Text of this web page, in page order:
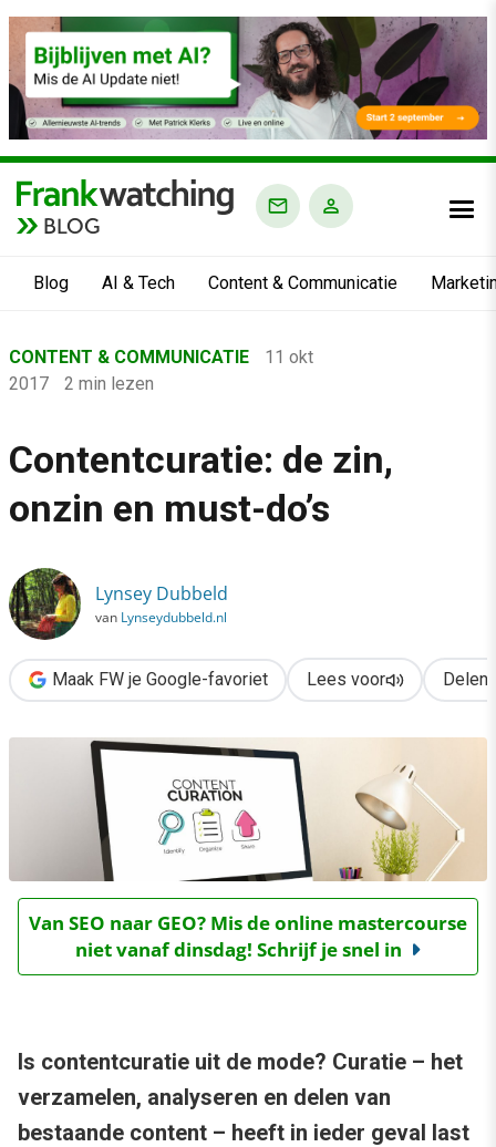
BLOG
Blog AI & Tech Content & Communicatie
›
Content & Communicatie
›
CONTENT & COMMUNICATIE
11 okt
2017
2 min lezen
Contentcuratie: de zin,
onzin en must-do’s
Lynsey Dubbeld
van Lynseydubbeld.nl
Maak FW je Google-favoriet Lees voor Delen
Van SEO naar GEO? Mis de online mastercourse
niet vanaf dinsdag! Schrijf je snel in
Is contentcuratie uit de mode? Curatie – het
verzamelen, analyseren en delen van
bestaande content – heeft in ieder geval last